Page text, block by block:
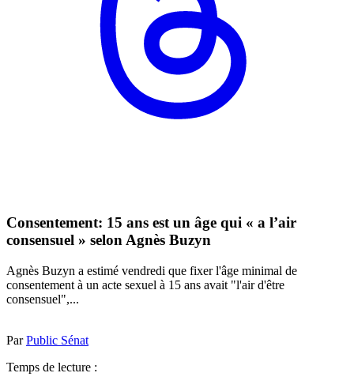
Consentement: 15 ans est un âge qui « a l’air
consensuel » selon Agnès Buzyn
Agnès Buzyn a estimé vendredi que fixer l'âge minimal de
consentement à un acte sexuel à 15 ans avait "l'air d'être
consensuel",...
ParPublic Sénat
Temps de lecture :